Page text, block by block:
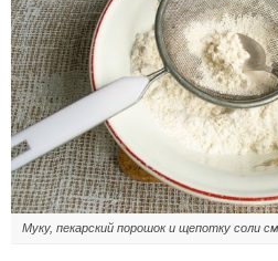
Муку, пекарский порошок и щепотку соли